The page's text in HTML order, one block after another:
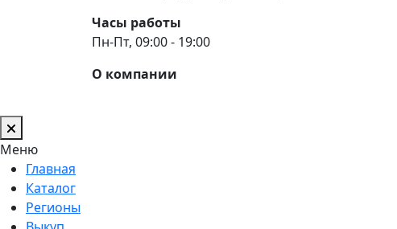
Часы работы
Пн-Пт, 09:00 - 19:00
О компании
Меню
Главная
Каталог
Регионы